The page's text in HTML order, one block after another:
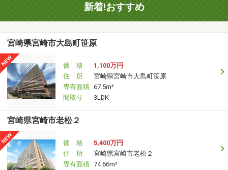
新着!おすすめ
宮崎県宮崎市大島町笹原
価 格
1,100万円
住 所
宮崎県宮崎市大島町笹原
専有面積 67.5m²
間取り
3LDK
宮崎県宮崎市老松２
価 格
5,400万円
住 所
宮崎県宮崎市老松２
専有面積 74.66m²